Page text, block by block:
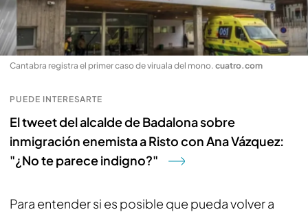
Cantabra registra el primer caso de viruala del mono. cuatro.com
PUEDE INTERESARTE
El tweet del alcalde de Badalona sobre
inmigración enemista a Risto con Ana Vázquez:
"¿No te parece indigno?"
Para entender si es posible que pueda volver a